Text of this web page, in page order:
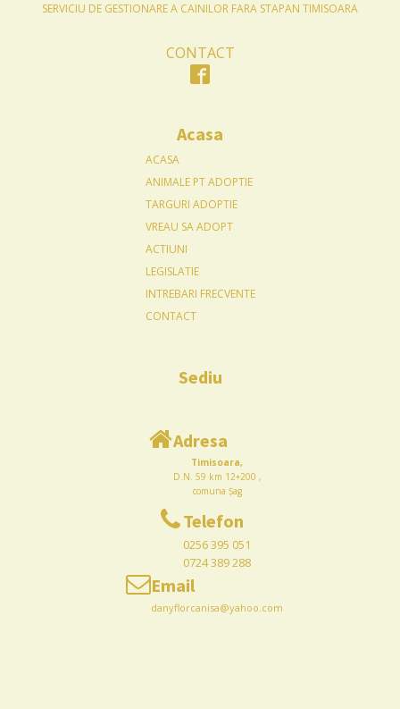
SERVICIU DE GESTIONARE A CAINILOR FARA STAPAN TIMISOARA
CONTACT
Acasa
ACASA
ANIMALE PT ADOPTIE
TARGURI ADOPTIE
VREAU SA ADOPT
ACTIUNI
LEGISLATIE
INTREBARI FRECVENTE
CONTACT
Sediu
Adresa
Timisoara,
D.N. 59 km 12+200 ,
comuna Șag
Telefon
0256 395 051
0724 389 288
Email
danyflorcanisa@yahoo.com